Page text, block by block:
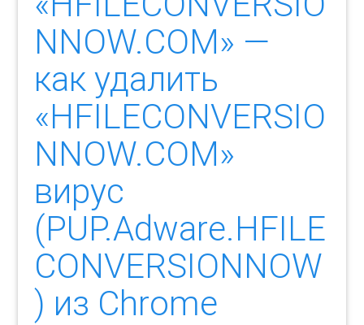
NNOW.COM» —
как удалить
«HFILECONVERSIO
NNOW.COM»
вирус
(PUP.Adware.HFILE
CONVERSIONNOW
) из Chrome